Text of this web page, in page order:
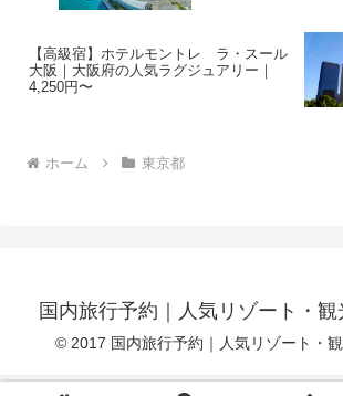
【高級宿】ホテルモントレ ラ・スール
大阪｜大阪府の人気ラグジュアリー｜
4,250円〜
ホーム 東京都
国内旅行予約｜人気リゾート・
© 2017 国内旅行予約｜人気リゾート・観